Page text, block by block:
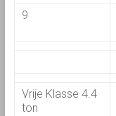
9
Vrije Klasse 4.4
ton